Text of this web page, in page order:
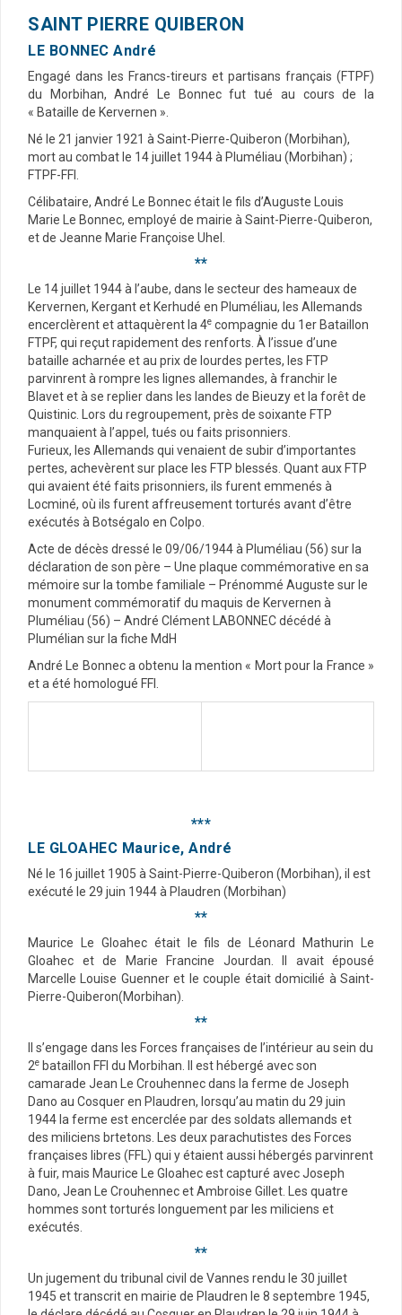
SAINT PIERRE QUIBERON
LE BONNEC André
Engagé dans les Francs-tireurs et partisans français (FTPF)
du Morbihan, André Le Bonnec fut tué au cours de la
« Bataille de Kervernen ».
Né le 21 janvier 1921 à Saint-Pierre-Quiberon (Morbihan),
mort au combat le 14 juillet 1944 à Pluméliau (Morbihan) ;
FTPF-FFI.
Célibataire, André Le Bonnec était le fils d’Auguste Louis
Marie Le Bonnec, employé de mairie à Saint-Pierre-Quiberon,
et de Jeanne Marie Françoise Uhel.
**
Le 14 juillet 1944 à l’aube, dans le secteur des hameaux de
Kervernen, Kergant et Kerhudé en Pluméliau, les Allemands
encerclèrent et attaquèrent la 4e compagnie du 1er Bataillon
FTPF, qui reçut rapidement des renforts. À l’issue d’une
bataille acharnée et au prix de lourdes pertes, les FTP
parvinrent à rompre les lignes allemandes, à franchir le
Blavet et à se replier dans les landes de Bieuzy et la forêt de
Quistinic. Lors du regroupement, près de soixante FTP
manquaient à l’appel, tués ou faits prisonniers.
Furieux, les Allemands qui venaient de subir d’importantes
pertes, achevèrent sur place les FTP blessés. Quant aux FTP
qui avaient été faits prisonniers, ils furent emmenés à
Locminé, où ils furent affreusement torturés avant d’être
exécutés à Botségalo en Colpo.
Acte de décès dressé le 09/06/1944 à Pluméliau (56) sur la
déclaration de son père – Une plaque commémorative en sa
mémoire sur la tombe familiale – Prénommé Auguste sur le
monument commémoratif du maquis de Kervernen à
Pluméliau (56) – André Clément LABONNEC décédé à
Plumélian sur la fiche MdH
André Le Bonnec a obtenu la mention « Mort pour la France »
et a été homologué FFI.
***
LE GLOAHEC Maurice, André
Né le 16 juillet 1905 à Saint-Pierre-Quiberon (Morbihan), il est
exécuté le 29 juin 1944 à Plaudren (Morbihan)
**
Maurice Le Gloahec était le fils de Léonard Mathurin Le
Gloahec et de Marie Francine Jourdan. Il avait épousé
Marcelle Louise Guenner et le couple était domicilié à Saint-
Pierre-Quiberon(Morbihan).
**
Il s’engage dans les Forces françaises de l’intérieur au sein du
2e bataillon FFI du Morbihan. Il est hébergé avec son
camarade Jean Le Crouhennec dans la ferme de Joseph
Dano au Cosquer en Plaudren, lorsqu’au matin du 29 juin
1944 la ferme est encerclée par des soldats allemands et
des miliciens brtetons. Les deux parachutistes des Forces
françaises libres (FFL) qui y étaient aussi hébergés parvinrent
à fuir, mais Maurice Le Gloahec est capturé avec Joseph
Dano, Jean Le Crouhennec et Ambroise Gillet. Les quatre
hommes sont torturés longuement par les miliciens et
exécutés.
**
Un jugement du tribunal civil de Vannes rendu le 30 juillet
1945 et transcrit en mairie de Plaudren le 8 septembre 1945,